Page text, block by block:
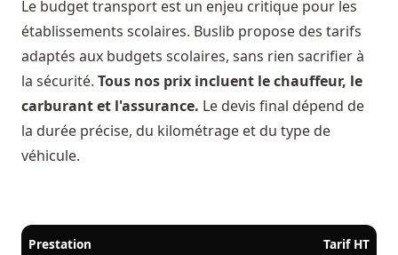
Le budget transport est un enjeu critique pour les
établissements scolaires. Buslib propose des tarifs
adaptés aux budgets scolaires, sans rien sacrifier à
la sécurité. Tous nos prix incluent le chauffeur, le
carburant et l'assurance. Le devis final dépend de
la durée précise, du kilométrage et du type de
véhicule.
Prestation Tarif HT